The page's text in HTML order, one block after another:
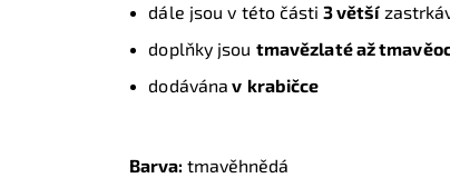
dále jsou v této části 3 větší
doplňky jsou tmavězlaté až
dodávána v krabičce
Barva: tmavěhnědá